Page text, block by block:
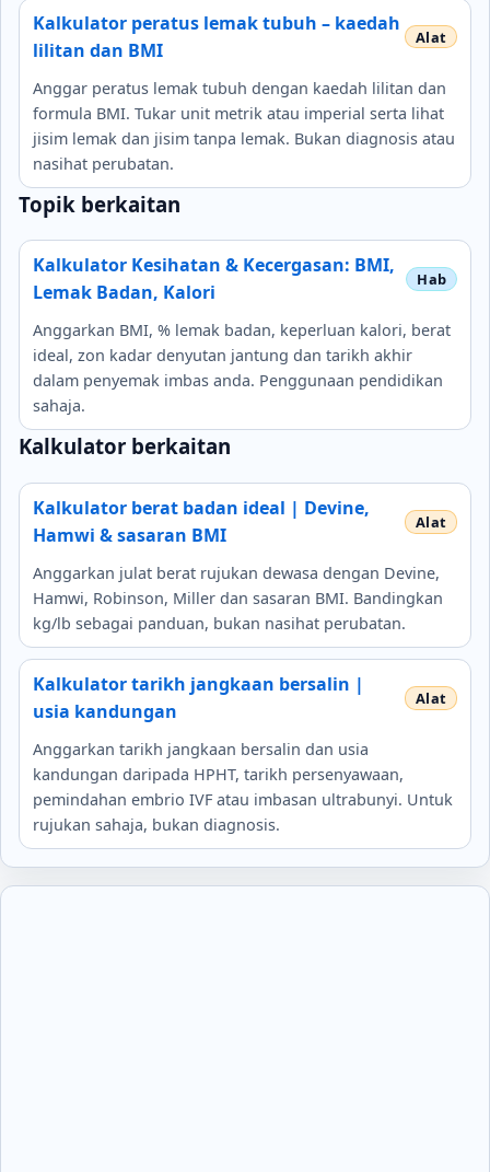
Kalkulator peratus lemak tubuh – kaedah
lilitan dan BMI
Anggar peratus lemak tubuh dengan kaedah lilitan dan
formula BMI. Tukar unit metrik atau imperial serta lihat
jisim lemak dan jisim tanpa lemak. Bukan diagnosis atau
nasihat perubatan.
Topik berkaitan
Kalkulator Kesihatan & Kecergasan: BMI,
Lemak Badan, Kalori
Anggarkan BMI, % lemak badan, keperluan kalori, berat
ideal, zon kadar denyutan jantung dan tarikh akhir
dalam penyemak imbas anda. Penggunaan pendidikan
sahaja.
Kalkulator berkaitan
Kalkulator berat badan ideal | Devine,
Hamwi & sasaran BMI
Anggarkan julat berat rujukan dewasa dengan Devine,
Hamwi, Robinson, Miller dan sasaran BMI. Bandingkan
kg/lb sebagai panduan, bukan nasihat perubatan.
Kalkulator tarikh jangkaan bersalin |
usia kandungan
Anggarkan tarikh jangkaan bersalin dan usia
kandungan daripada HPHT, tarikh persenyawaan,
pemindahan embrio IVF atau imbasan ultrabunyi. Untuk
rujukan sahaja, bukan diagnosis.